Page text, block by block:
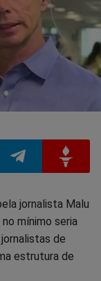
no
no
jornalista Malu
mínimo seria
de
estrutura de